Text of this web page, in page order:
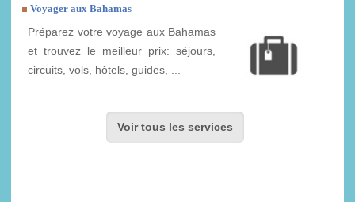
Voyager aux Bahamas
Préparez votre voyage aux Bahamas
et trouvez le meilleur prix: séjours,
circuits, vols, hôtels, guides, ...
Voir tous les services